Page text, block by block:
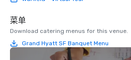
菜单
Download catering menus for this venue.
Grand Hyatt SF Banquet Menu